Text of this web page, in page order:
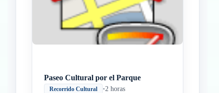
Paseo Cultural por el Parque
Recorrido Cultural •2 horas